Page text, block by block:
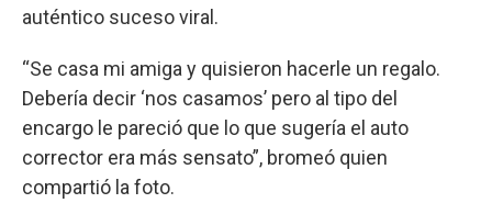
auténtico suceso viral.
“Se casa mi amiga y quisieron hacerle un regalo.
Debería decir ‘nos casamos’ pero al tipo del
encargo le pareció que lo que sugería el auto
corrector era más sensato”, bromeó quien
compartió la foto.